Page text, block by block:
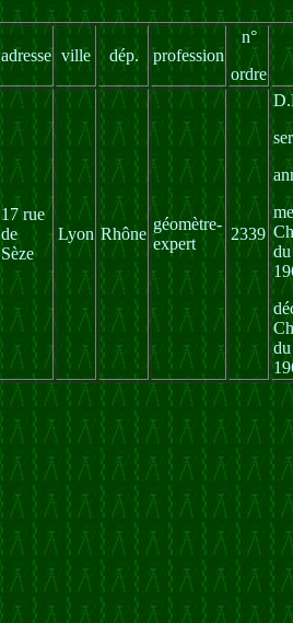
adresse ville dép. profession
n°
ordre
17 rue
de
Sèze
Lyon Rhône
géomètre-
expert
2339